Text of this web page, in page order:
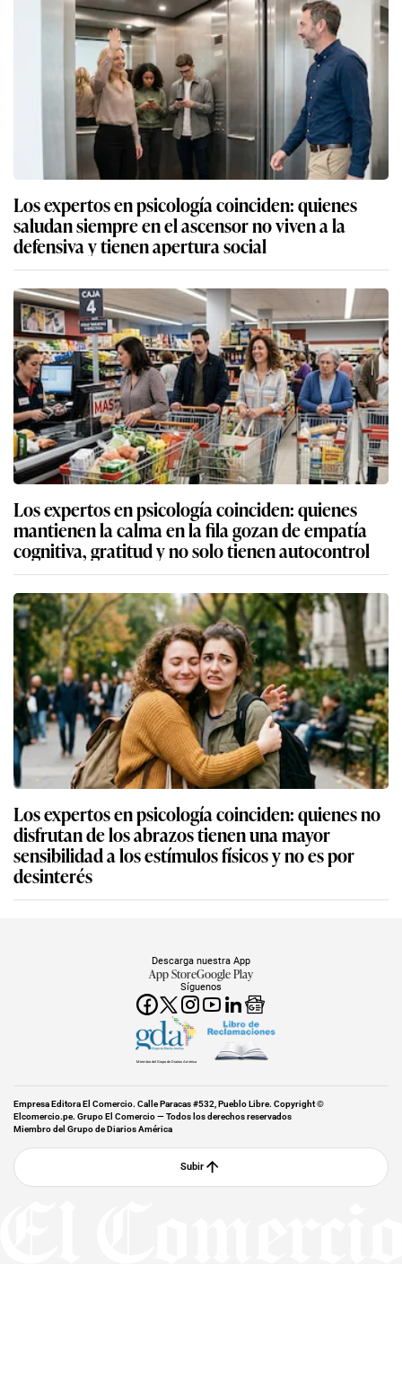
Los expertos en psicología coinciden: quienes
saludan siempre en el ascensor no viven a la
defensiva y tienen apertura social
Los expertos en psicología coinciden: quienes
mantienen la calma en la fila gozan de empatía
cognitiva, gratitud y no solo tienen autocontrol
Los expertos en psicología coinciden: quienes no
disfrutan de los abrazos tienen una mayor
sensibilidad a los estímulos físicos y no es por
desinterés
Síguenos
Descarga nuestra App
App StoreGoogle Play
Miembro del Grupo de Diarios América
Empresa Editora El Comercio. Calle Paracas #532, Pueblo Libre. Copyright ©
Elcomercio.pe. Grupo El Comercio — Todos los derechos reservados
Miembro del Grupo de Diarios América
Subir